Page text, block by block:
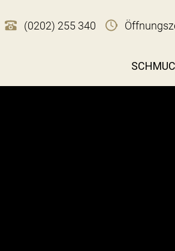
(0202) 255 340